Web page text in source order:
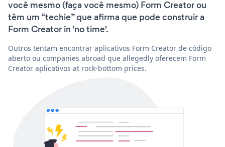
você mesmo (faça você mesmo) Form Creator ou
têm um “techie” que afirma que pode construir a
Form Creator in 'no time'.
Outros tentam encontrar aplicativos Form Creator de código
aberto ou companies abroad que allegedly oferecem Form
Creator aplicativos at rock-bottom prices.